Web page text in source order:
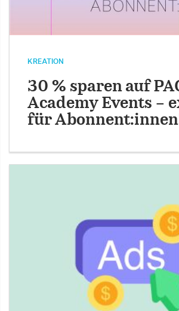
KREATION
30 % sparen auf
Academy Events –
für